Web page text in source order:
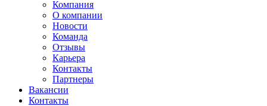
Компания
О компании
Новости
Команда
Отзывы
Карьера
Контакты
Партнеры
Вакансии
Контакты